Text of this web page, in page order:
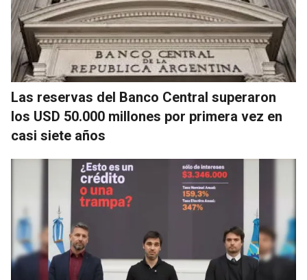
Las reservas del Banco Central superaron
los USD 50.000 millones por primera vez en
casi siete años